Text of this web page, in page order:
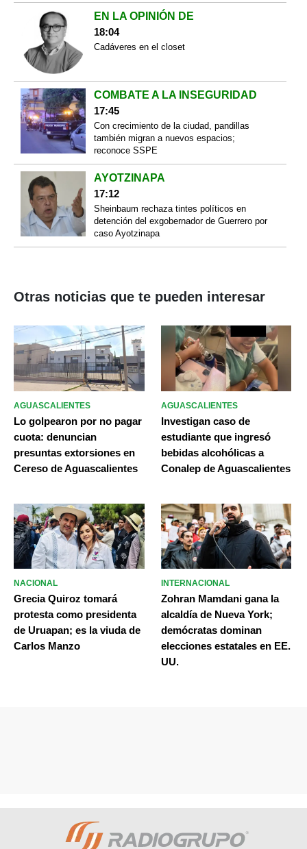
EN LA OPINIÓN DE
18:04
Cadáveres en el closet
COMBATE A LA INSEGURIDAD
17:45
Con crecimiento de la ciudad, pandillas
también migran a nuevos espacios;
reconoce SSPE
AYOTZINAPA
17:12
Sheinbaum rechaza tintes políticos en
detención del exgobernador de Guerrero por
caso Ayotzinapa
Otras noticias que te pueden interesar
AGUASCALIENTES
Lo golpearon por no pagar
cuota: denuncian
presuntas extorsiones en
Cereso de Aguascalientes
AGUASCALIENTES
Investigan caso de
estudiante que ingresó
bebidas alcohólicas a
Conalep de Aguascalientes
NACIONAL
Grecia Quiroz tomará
protesta como presidenta
de Uruapan; es la viuda de
Carlos Manzo
INTERNACIONAL
Zohran Mamdani gana la
alcaldía de Nueva York;
demócratas dominan
elecciones estatales en EE.
UU.